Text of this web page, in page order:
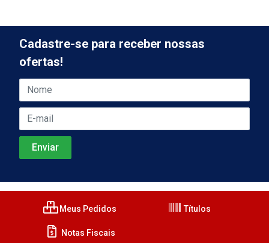
Cadastre-se para receber nossas
ofertas!
Meus Pedidos Títulos
Notas Fiscais